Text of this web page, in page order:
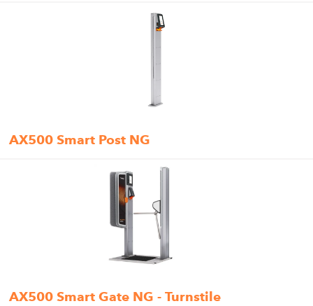
AX500 Smart Post NG
AX500 Smart Gate NG - Turnstile